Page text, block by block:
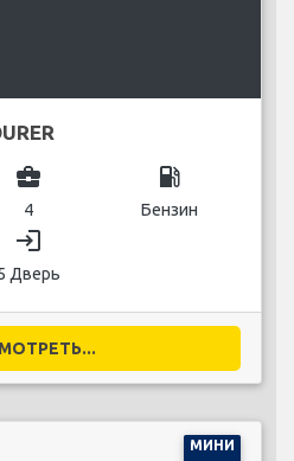
business_center
4
local_gas_station
Бензин
login
Дверь
МИНИ